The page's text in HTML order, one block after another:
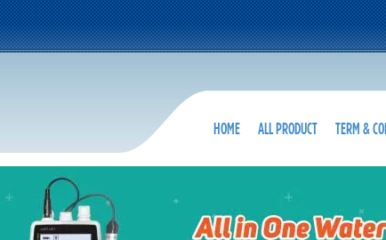
HOME ALL PRODUCT TERM &